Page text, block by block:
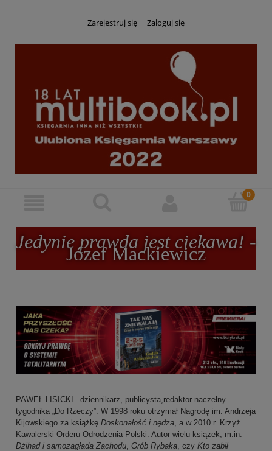
Zarejestruj się Zaloguj się
Jedynie prawda jest ciekawa! -
Józef Mackiewicz
PAWEŁ LISICKI– dziennikarz, publicysta,redaktor naczelny
tygodnika „Do Rzeczy”. W 1998 roku otrzymał Nagrodę im. Andrzeja
Kijowskiego za książkę Doskonałość i nędza , a w 2010 r. Krzyż
Kawalerski Orderu Odrodzenia Polski. Autor wielu książek, m.in.
Dżihad i samozagłada Zachodu Grób Rybaka , czy Kto zabił